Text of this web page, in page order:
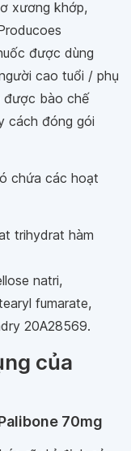
xương khớp,
được dùng
cao tuổi / phụ
được bào chế
cách đóng gói
chứa các hoạt
trihydrat hàm
natri,
fumarate,
20A28569.
của
70mg